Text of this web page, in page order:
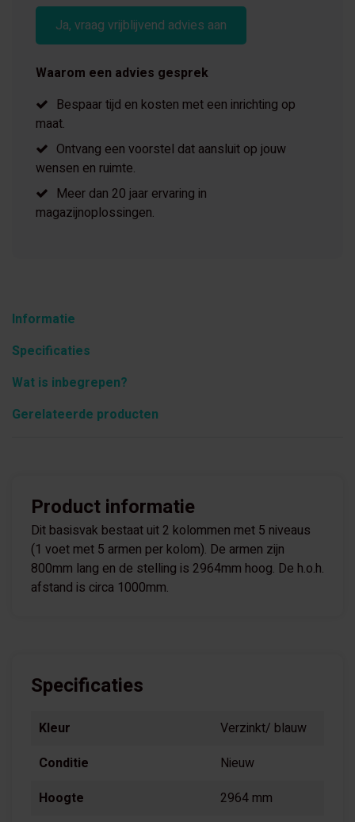
Ja, vraag vrijblijvend advies aan
Waarom een advies gesprek
Bespaar tijd en kosten met een inrichting op
maat.
Ontvang een voorstel dat aansluit op jouw
wensen en ruimte.
Meer dan 20 jaar ervaring in
magazijnoplossingen.
Informatie
Specificaties
Wat is inbegrepen?
Gerelateerde producten
Product informatie
Dit basisvak bestaat uit 2 kolommen met 5 niveaus
(1 voet met 5 armen per kolom). De armen zijn
800mm lang en de stelling is 2964mm hoog. De h.o.h.
afstand is circa 1000mm.
Specificaties
Kleur
Verzinkt/ blauw
Conditie
Nieuw
Hoogte
2964 mm